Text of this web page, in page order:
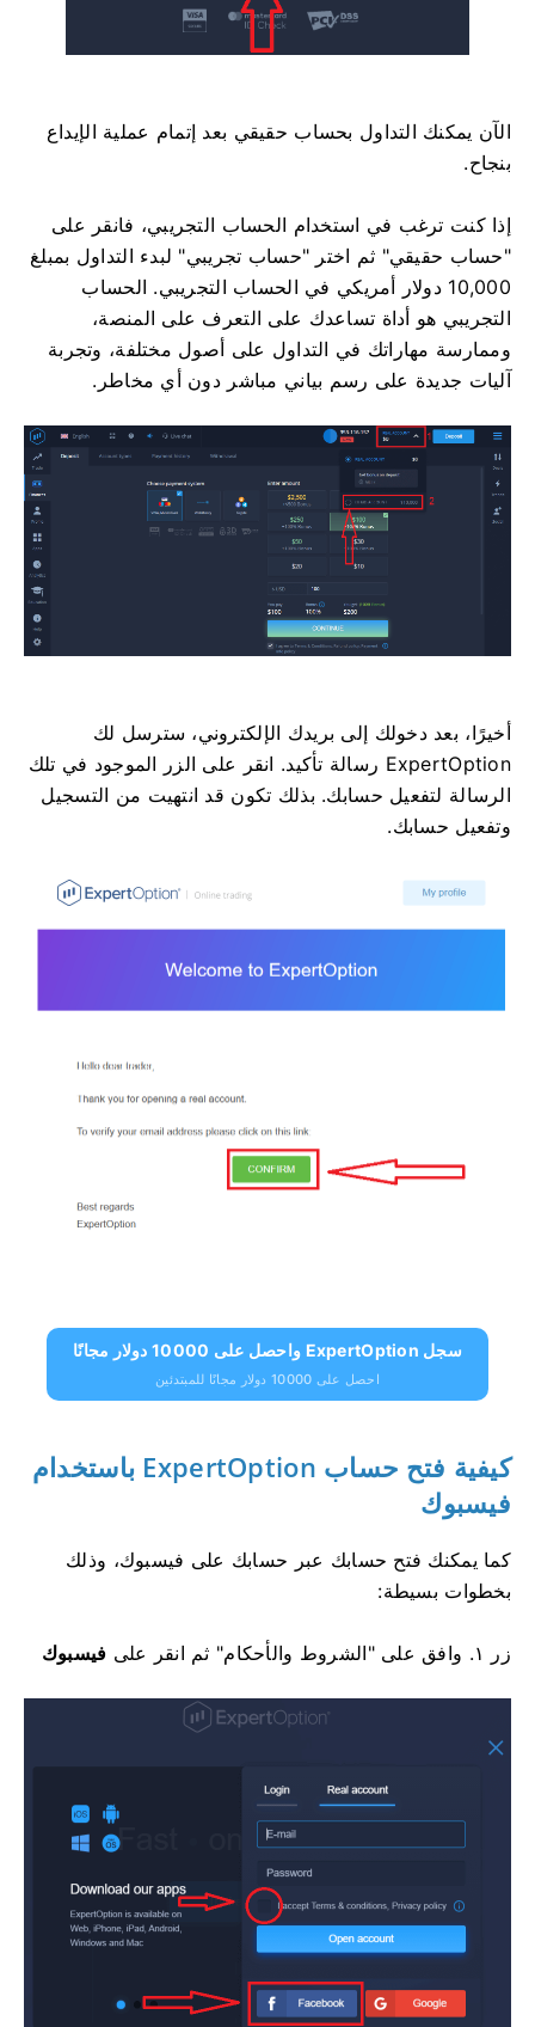
الآن يمكنك التداول بحساب حقيقي بعد إتمام عملية الإيداع
بنجاح.
إذا كنت ترغب في استخدام الحساب التجريبي، فانقر على
"حساب حقيقي" ثم اختر "حساب تجريبي" لبدء التداول بمبلغ
10,000 دولار أمريكي في الحساب التجريبي. الحساب
التجريبي هو أداة تساعدك على التعرف على المنصة،
وممارسة مهاراتك في التداول على أصول مختلفة، وتجربة
آليات جديدة على رسم بياني مباشر دون أي مخاطر.
أخيرًا، بعد دخولك إلى بريدك الإلكتروني، سترسل لك
ExpertOption رسالة تأكيد. انقر على الزر الموجود في تلك
الرسالة لتفعيل حسابك. بذلك تكون قد انتهيت من التسجيل
وتفعيل حسابك.
سجل ExpertOption واحصل على 10000 دولار مجانًا
احصل على 10000 دولار مجانًا للمبتدئين
كيفية فتح حساب ExpertOption باستخدام
فيسبوك
كما يمكنك فتح حسابك عبر حسابك على فيسبوك، وذلك
بخطوات بسيطة:
١. وافق على "الشروط والأحكام" ثم انقر على زر فيسبوك